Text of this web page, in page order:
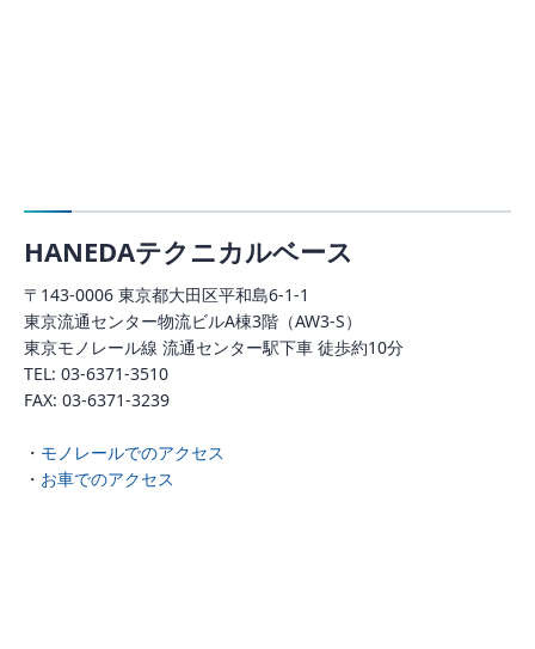
HANEDAテクニカルベース
〒143-0006 東京都大田区平和島6-1-1
東京流通センター物流ビルA棟3階（AW3-S）
東京モノレール線 流通センター駅下車 徒歩約10分
TEL: 03-6371-3510
FAX: 03-6371-3239
・ モノレールでのアクセス
・ お車でのアクセス